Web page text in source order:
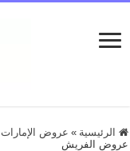
الرئيسية » عروض الإمارات
عروض الفريش